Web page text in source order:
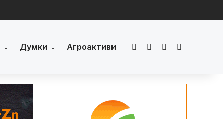
Думки Агроактиви FacebookLinkedInYouTube